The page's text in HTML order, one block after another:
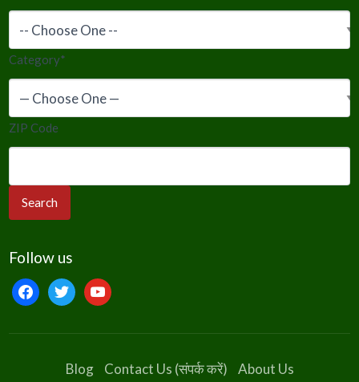
Category*
ZIP Code
Follow us
facebooktwitteryoutube
Blog Contact Us (संपर्क करें)
About Us